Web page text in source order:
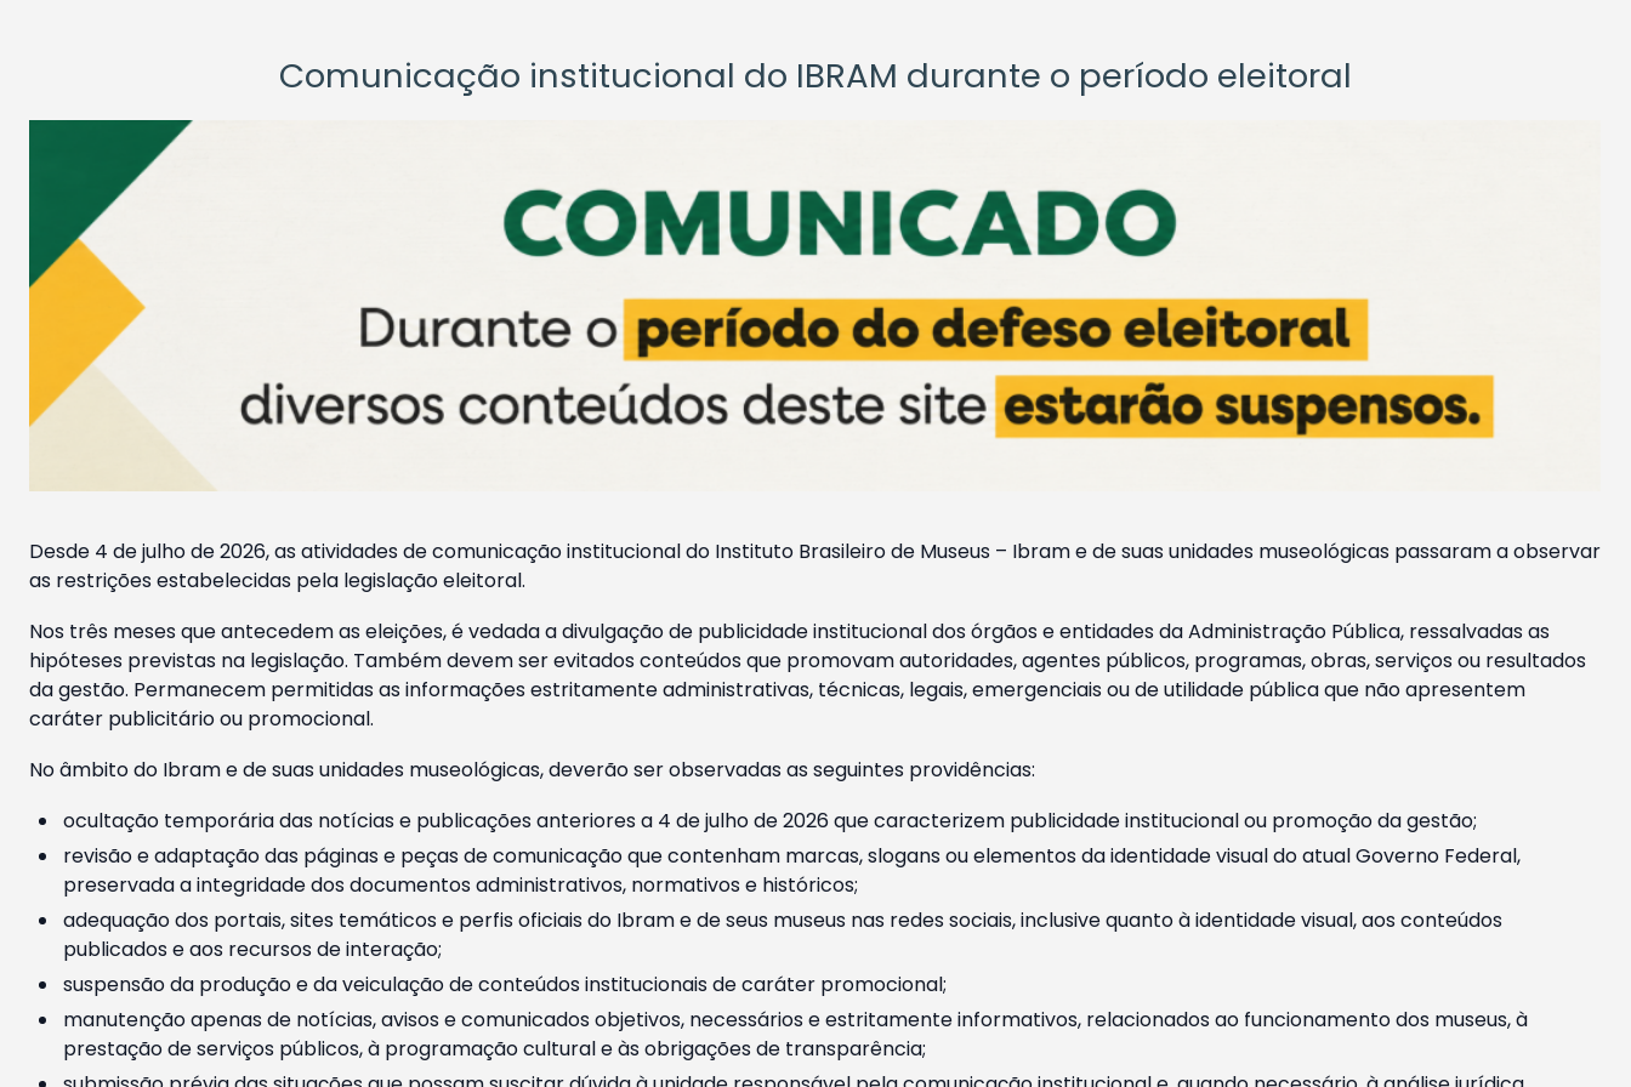
Comunicação institucional do IBRAM durante o período eleitoral
Desde 4 de julho de 2026, as atividades de comunicação institucional do Instituto Brasileiro de Museus – Ibram e de suas unidades museológicas passaram a observar
as restrições estabelecidas pela legislação eleitoral.
Nos três meses que antecedem as eleições, é vedada a divulgação de publicidade institucional dos órgãos e entidades da Administração Pública, ressalvadas as
hipóteses previstas na legislação. Também devem ser evitados conteúdos que promovam autoridades, agentes públicos, programas, obras, serviços ou resultados
da gestão. Permanecem permitidas as informações estritamente administrativas, técnicas, legais, emergenciais ou de utilidade pública que não apresentem
caráter publicitário ou promocional.
No âmbito do Ibram e de suas unidades museológicas, deverão ser observadas as seguintes providências:
ocultação temporária das notícias e publicações anteriores a 4 de julho de 2026 que caracterizem publicidade institucional ou promoção da gestão;
revisão e adaptação das páginas e peças de comunicação que contenham marcas, slogans ou elementos da identidade visual do atual Governo Federal,
preservada a integridade dos documentos administrativos, normativos e históricos;
adequação dos portais, sites temáticos e perfis oficiais do Ibram e de seus museus nas redes sociais, inclusive quanto à identidade visual, aos conteúdos
publicados e aos recursos de interação;
suspensão da produção e da veiculação de conteúdos institucionais de caráter promocional;
manutenção apenas de notícias, avisos e comunicados objetivos, necessários e estritamente informativos, relacionados ao funcionamento dos museus, à
prestação de serviços públicos, à programação cultural e às obrigações de transparência;